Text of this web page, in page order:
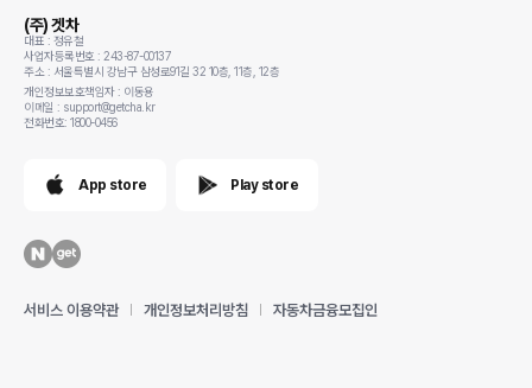
(주) 겟차
대표 : 정유철
사업자등록번호 : 243-87-00137
주소 : 서울특별시 강남구 삼성로91길 32 10층, 11층, 12층
개인정보보호책임자 : 이동용
이메일 : support@getcha.kr
전화번호: 1800-0456
App store Play store
서비스 이용약관 개인정보처리방침 자동차금융모집인